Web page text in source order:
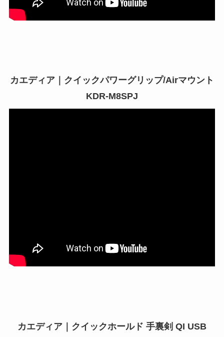
カエディア｜クイックパワーグリップ/Airマウント
KDR-M8SPJ
カエディア｜クイックホールド 手裏剣 QI USB